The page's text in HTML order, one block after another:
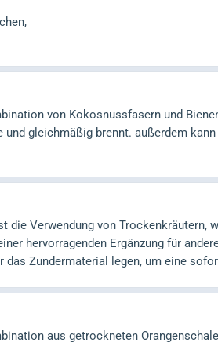
von Kokosnussfasern und
und gleichmäßig brennt. außerdem
die Verwendung von Trockenkräutern,
hervorragenden Ergänzung für
das Zundermaterial legen, um eine
aus getrockneten